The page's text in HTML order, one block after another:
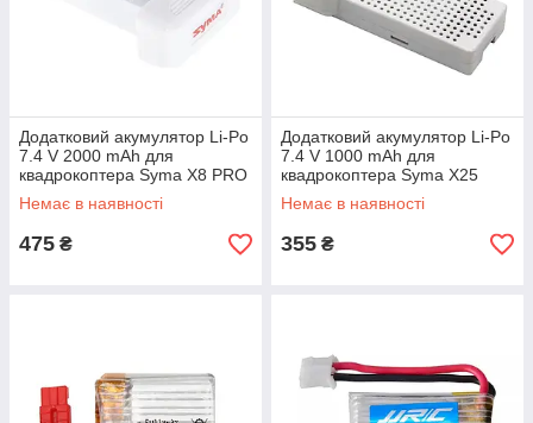
Додатковий акумулятор Li-Po
7.4 V 2000 mAh для
квадрокоптера Syma X8 PRO
(Білий)
Немає в наявності
475 ₴
Додатковий акумулятор Li-Po
7.4 V 1000 mAh для
квадрокоптера Syma X25
PRO (Білий)
Немає в наявності
355 ₴